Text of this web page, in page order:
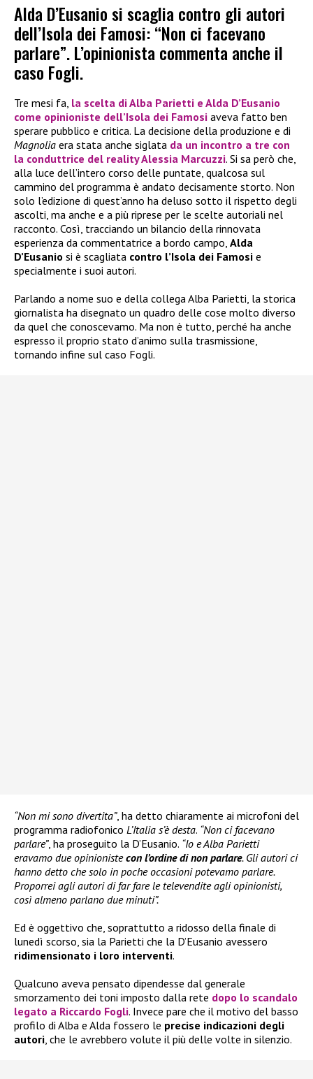
Alda D’Eusanio si scaglia contro gli autori
dell’Isola dei Famosi: “Non ci facevano
parlare”. L’opinionista commenta anche il
caso Fogli.
Tre mesi fa, la scelta diAlba Parietti e Alda D’Eusanio
come opinioniste dell’Isola dei Famosi aveva fatto ben
sperare pubblico e critica. La decisione della produzione e di
Magnolia era stata anche siglata da un incontro a tre con
la conduttrice del realityAlessia Marcuzzi. Si sa però che,
alla luce dell’intero corso delle puntate, qualcosa sul
cammino del programma è andato decisamente storto. Non
solo l’edizione di quest’anno ha deluso sotto il rispetto degli
ascolti, ma anche e a più riprese per le scelte autoriali nel
racconto. Così, tracciando un bilancio della rinnovata
esperienza da commentatrice a bordo campo, Alda
D’Eusanio si è scagliata contro l’Isola dei Famosi e
specialmente i suoi autori.
Parlando a nome suo e della collega Alba Parietti, la storica
giornalista ha disegnato un quadro delle cose molto diverso
da quel che conoscevamo. Ma non è tutto, perché ha anche
espresso il proprio stato d’animo sulla trasmissione,
tornando infine sul caso Fogli.
“Non mi sono divertita”, ha detto chiaramente ai microfoni del
programma radiofonico L’Italia s’è desta. “Non ci facevano
parlare”, ha proseguito la D’Eusanio. “Io e Alba Parietti
eravamo due opinionistecon l’ordine di non parlare. Gli autori ci
hanno detto che solo in poche occasioni potevamo parlare.
Proporrei agli autori di far fare le televendite agli opinionisti,
così almeno parlano due minuti”.
Ed è oggettivo che, soprattutto a ridosso della finale di
lunedì scorso, sia la Parietti che la D’Eusanio avessero
ridimensionato i loro interventi.
Qualcuno aveva pensato dipendesse dal generale
smorzamento dei toni imposto dalla rete dopo lo scandalo
legato a Riccardo Fogli. Invece pare che il motivo del basso
profilo di Alba e Alda fossero le precise indicazioni degli
autori, che le avrebbero volute il più delle volte in silenzio.